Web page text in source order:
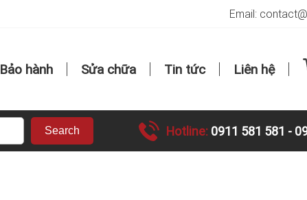
Email:
Bảo hành Sửa chữa Tin tức Liên hệ
Search Hotline: 0911 581 581 -